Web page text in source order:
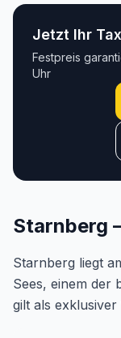
Jetzt Ihr
Festpreis
Uhr
Starnberg
Starnberg liegt
Sees, einem der
gilt als